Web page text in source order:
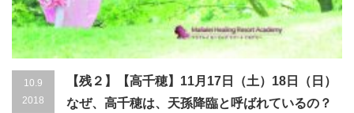
10.9
2018
【残２】【高千穂】11月17日（土）18日（日）
なぜ、高千穂は、天孫降臨と呼ばれているの？